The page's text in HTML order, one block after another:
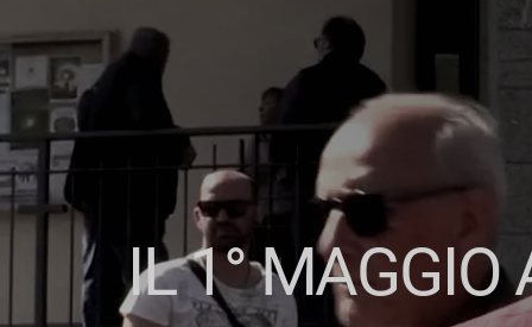
IL 1° MAGGIO